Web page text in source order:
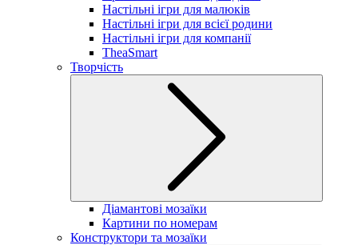
Настільні ігри для малюків
Настільні ігри для всієї родини
Настільні ігри для компанії
TheaSmart
Творчість
Діамантові мозаїки
Картини по номерам
Конструктори та мозаїки